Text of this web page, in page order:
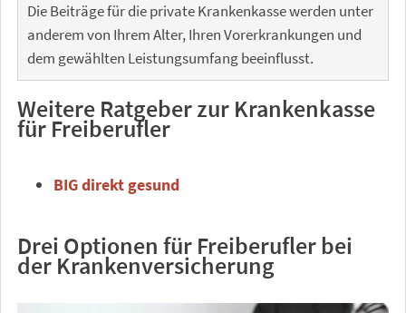
Die Beiträge für die private Krankenkasse werden unter
anderem von Ihrem Alter, Ihren Vorerkrankungen und
dem gewählten Leistungsumfang beeinflusst.
Weitere Ratgeber zur Krankenkasse
für Freiberufler
BIG direkt gesund
Drei Optionen für Freiberufler bei
der Krankenversicherung